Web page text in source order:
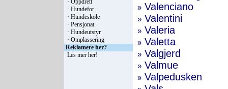
· Oppdrett
· Hundefor
· Hundeskole
· Pensjonat
· Hundeutstyr
· Omplassering
Reklamere her?
Les mer her!
» Valenciano
» Valentini
» Valeria
» Valetta
» Valgjerd
» Valmue
» Valpedusken